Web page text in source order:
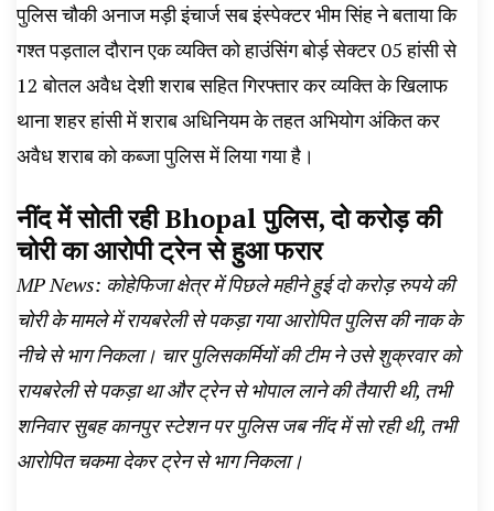
पुलिस चौकी अनाज मड़ी इंचार्ज सब इंस्पेक्टर भीम सिंह ने बताया कि
गश्त पड़ताल दौरान एक व्यक्ति को हाउंसिंग बोर्ड़ सेक्टर 05 हांसी से
12 बोतल अवैध देशी शराब सहित गिरफ्तार कर व्यक्ति के खिलाफ
थाना शहर हांसी में शराब अधिनियम के तहत अभियोग अंकित कर
अवैध शराब को कब्जा पुलिस में लिया गया है।
नींद में सोती रही Bhopal पुलिस, दो करोड़ की
चोरी का आरोपी ट्रेन से हुआ फरार
MP News: कोहेफिजा क्षेत्र में पिछले महीने हुई दो करोड़ रुपये की
चोरी के मामले में रायबरेली से पकड़ा गया आरोपित पुलिस की नाक के
नीचे से भाग निकला। चार पुलिसकर्मियों की टीम ने उसे शुक्रवार को
रायबरेली से पकड़ा था और ट्रेन से भोपाल लाने की तैयारी थी, तभी
शनिवार सुबह कानपुर स्टेशन पर पुलिस जब नींद में सो रही थी, तभी
आरोपित चकमा देकर ट्रेन से भाग निकला।